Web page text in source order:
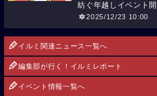
紡ぐ年越しイベント開
2025/12/23 10:00
イルミ関連ニュース一覧へ
編集部が行く！イルミレポート
イベント情報一覧へ